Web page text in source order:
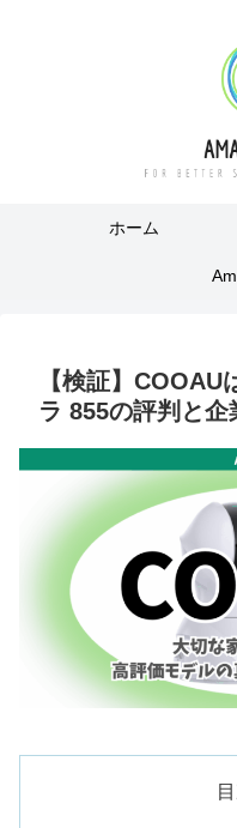
ホーム
【検証】COOAU
ラ 855の評判と企